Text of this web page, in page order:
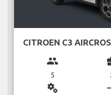
CITROEN C3
group
5
miscellaneous_services